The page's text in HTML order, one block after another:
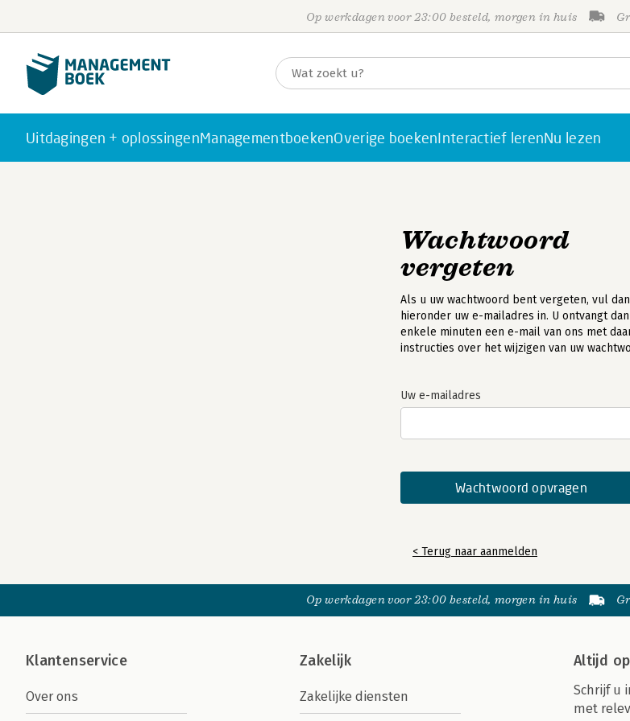
Op werkdagen voor 23:00 besteld, morgen in huis
Uitdagingen + oplossingenManagementboekenOverige boekenInteractief lerenNu lezen
Wachtwoord
vergeten
Als u uw wachtwoord bent vergeten, vul dan
hieronder uw e-mailadres in. U ontvangt
enkele minuten een e-mail van ons met
instructies over het wijzigen van uw
Uw e-mailadres
< Terug naar aanmelden
Op werkdagen voor 23:00 besteld, morgen in huis
Klantenservice
Over ons
Zakelijk
Zakelijke diensten
Altijd
Schrijf u
met